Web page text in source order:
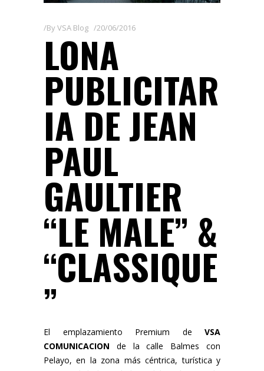
ByVSA Blog 20/06/2016
LONA
PUBLICITAR
IA DE JEAN
PAUL
GAULTIER
“LE MALE” &
“CLASSIQUE
”
El emplazamiento Premium de VSA
COMUNICACION de la calle Balmes con
Pelayo, en la zona más céntrica, turística y